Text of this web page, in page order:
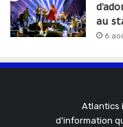
au
6
Atlantics
d'information